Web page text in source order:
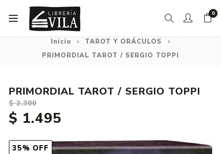
0
Inicio
TAROT Y ORÁCULOS
PRIMORDIAL TAROT / SERGIO TOPPI
35% OFF
PRIMORDIAL TAROT / SERGIO TOPPI
$ 2.300
$ 1.495